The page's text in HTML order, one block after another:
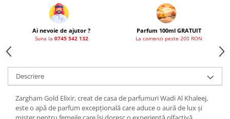
Grandeur Elite
Jenny Glow
Khalis
Lattafa
Lattafa Pride
Maison Alhambra
Ai nevoie de ajutor ?
Suna la 0745 542 132
Parfum 100ml GRATUIT
La comenzi peste 200 RON
Descriere
Zargham Gold Elixir, creat de casa de parfumuri Wadi Al Khaleej,
este o apă de parfum excepțională care aduce o aură de lux și